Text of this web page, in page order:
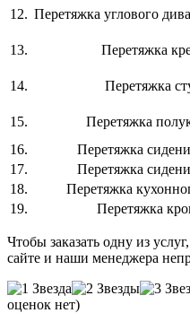
12. Перетяжка углового
13.
Перетяжка
14.
Перетяжка
15.
Перетяжка
16.
Перетяжка
17.
Перетяжка
18.
Перетяжка
19.
Перетяжка
Чтобы заказать одну из
сайте и наши менеджера
оценок нет)